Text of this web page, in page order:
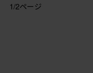
1/2ページ